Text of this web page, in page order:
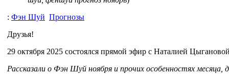
: Фэн Шуй Прогнозы
Друзья!
29 октября 2025 состоялся прямой эфир с Наталией
Рассказали о Фэн Шуй ноября и прочих особенностях месяца,